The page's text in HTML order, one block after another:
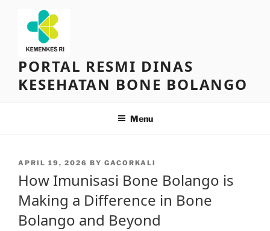
content
PORTAL RESMI DINAS
KESEHATAN BONE BOLANGO
Menu
POSTED
APRIL 19, 2026 BY GACORKALI
How Imunisasi Bone Bolango is
Making a Difference in Bone
Bolango and Beyond